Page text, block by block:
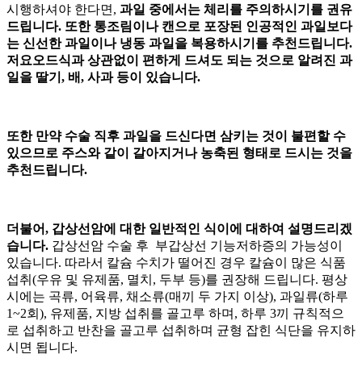
시행하셔야 한다면, 과일 중에서는 체리를 주의하시기를 권유
드립니다. 또한 통조림이나 캔으로 포장된 인공적인 과일보다
는 신선한 과일이나 냉동 과일을 복용하시기를 추천드립니다.
저요오드식과 상관없이 편하게 드셔도 되는 것으로 알려진 과
일을 딸기, 배, 사과 등이 있습니다.
또한 만약 수술 직후 과일을 드신다면 삼키는 것이 불편할 수
있으므로 주스와 같이 갈아지거나 농축된 형태로 드시는 것을
추천드립니다.
더불어, 갑상선암에 대한 일반적인 식이에 대하여 설명드리겠
습니다. 갑상선암 수술 후 부갑상선 기능저하증의 가능성이
있습니다. 따라서 칼슘 수치가 떨어진 경우 칼슘이 많은 식품
섭취(우유 및 유제품, 멸치, 두부 등)를 권장해 드립니다. 평상
시에는 곡류, 어육류, 채소류(매끼 두 가지 이상), 과일류(하루
1~2회), 유제품, 지방 섭취를 골고루 하며, 하루 3끼 규칙적으
로 섭취하고 반찬을 골고루 섭취하며 균형 잡힌 식단을 유지하
시면 됩니다.